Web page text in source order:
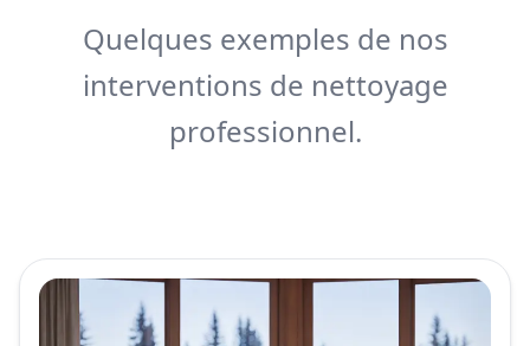
Quelques exemples de nos
interventions de nettoyage
professionnel.